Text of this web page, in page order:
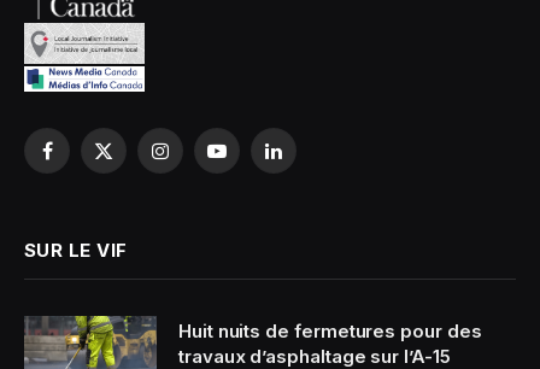
Facebook
X
InstagramYouTubeLinkedIn
SUR LE VIF
Huit nuits de fermetures pour des
travaux d’asphaltage sur l’A-15